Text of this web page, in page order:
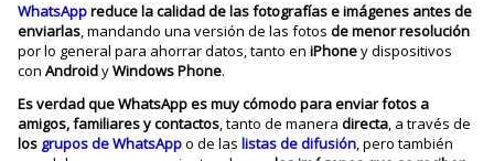
WhatsAppreduce la calidad de las fotografías e imágenes antes de
enviarlas, mandando una versión de las fotosde menor resolución
por lo general para ahorrar datos, tanto eniPhoney dispositivos
conAndroidyWindows Phone.
Es verdad que WhatsApp es muy cómodo para enviar fotos a
amigos, familiares y contactos, tanto de maneradirecta, a través de
los grupos de WhatsAppo de laslistas de difusión, pero también